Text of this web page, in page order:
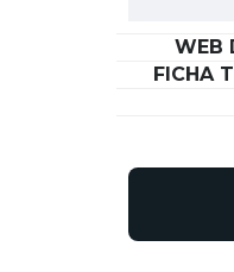
WEB
FICHA
Copy